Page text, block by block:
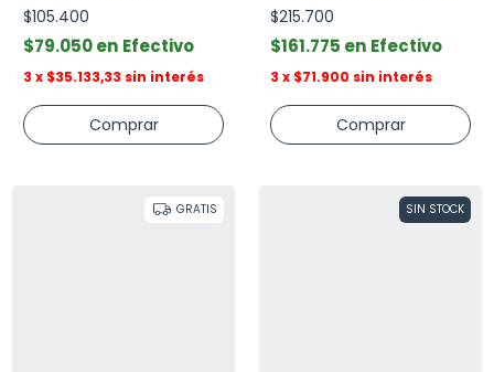
$105.400
$79.050 Efectivo
3 x $35.133,33 sin interés
$215.700
$161.775 Efectivo
3 x $71.900 sin interés
GRATIS SIN STOCK